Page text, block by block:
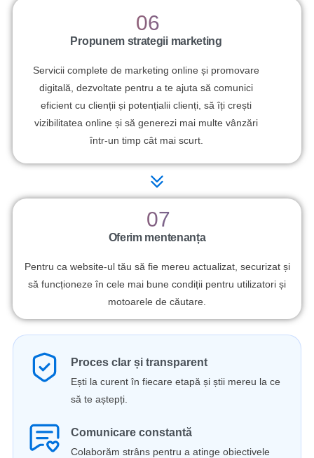
06
Propunem strategii marketing
Servicii complete de marketing online și promovare
digitală, dezvoltate pentru a te ajuta să comunici
eficient cu clienții și potențialii clienți, să îți crești
vizibilitatea online și să generezi mai multe vânzări
într-un timp cât mai scurt.
07
Oferim mentenanța
Pentru ca website-ul tău să fie mereu actualizat, securizat și
să funcționeze în cele mai bune condiții pentru utilizatori și
motoarele de căutare.
Proces clar și transparent
Ești la curent în fiecare etapă și știi mereu la ce
să te aștepți.
Comunicare constantă
Colaborăm strâns pentru a atinge obiectivele